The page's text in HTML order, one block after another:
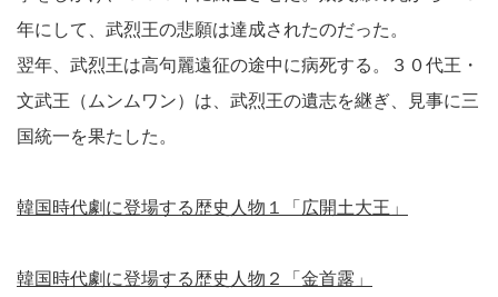
年にして、武烈王の悲願は達成されたのだった。
翌年、武烈王は高句麗遠征の途中に病死する。３０代王・
文武王（ムンムワン）は、武烈王の遺志を継ぎ、見事に三
国統一を果たした。
韓国時代劇に登場する歴史人物１「広開土大王」
韓国時代劇に登場する歴史人物２「金首露」